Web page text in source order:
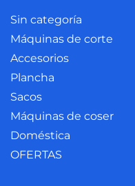
Sin categoría
Máquinas de corte
Accesorios
Plancha
Sacos
Máquinas de coser
Doméstica
OFERTAS